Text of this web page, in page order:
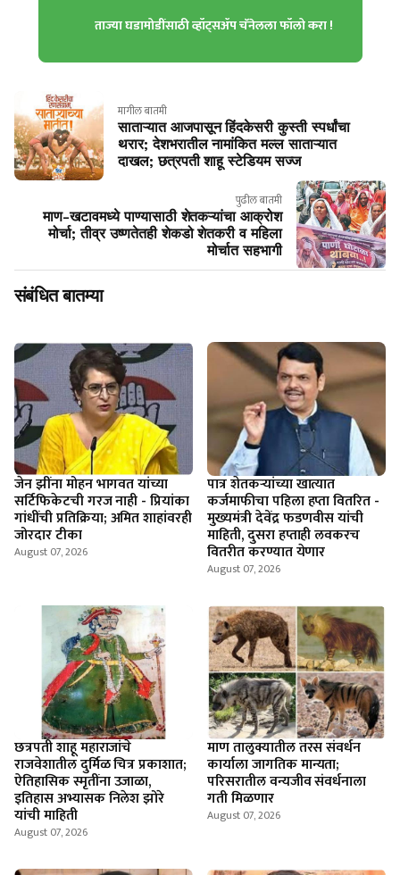
ताज्या घडामोडींसाठी व्हॉट्सॲप चॅनेलला फॉलो करा !
मागील बातमी
साताऱ्यात आजपासून हिंदकेसरी कुस्ती स्पर्धांचा
थरार; देशभरातील नामांकित मल्ल साताऱ्यात
दाखल; छत्रपती शाहू स्टेडियम सज्ज
पुढील बातमी
माण-खटावमध्ये पाण्यासाठी शेतकऱ्यांचा आक्रोश
मोर्चा; तीव्र उष्णतेतही शेकडो शेतकरी व महिला
मोर्चात सहभागी
संबंधित बातम्या
जेन झींना मोहन भागवत यांच्या
सर्टिफिकेटची गरज नाही - प्रियांका
गांधींची प्रतिक्रिया; अमित शाहांवरही
जोरदार टीका
August 07, 2026
पात्र शेतकऱ्यांच्या खात्यात
कर्जमाफीचा पहिला हप्ता वितरित -
मुख्यमंत्री देवेंद्र फडणवीस यांची
माहिती, दुसरा हप्ताही लवकरच
वितरीत करण्यात येणार
August 07, 2026
छत्रपती शाहू महाराजांचे
राजवेशातील दुर्मिळ चित्र प्रकाशात;
ऐतिहासिक स्मृतींना उजाळा,
इतिहास अभ्यासक निलेश झोरे
यांची माहिती
August 07, 2026
माण तालुक्यातील तरस संवर्धन
कार्याला जागतिक मान्यता;
परिसरातील वन्यजीव संवर्धनाला
गती मिळणार
August 07, 2026